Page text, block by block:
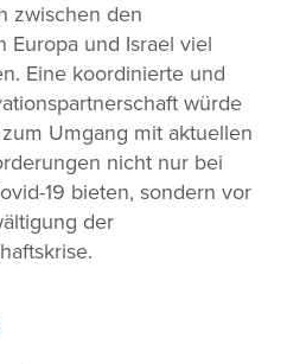
zwischen den
Europa und Israel viel
Eine koordinierte und
würde
Umgang mit aktuellen
nicht nur bei
19 bieten, sondern vor
der